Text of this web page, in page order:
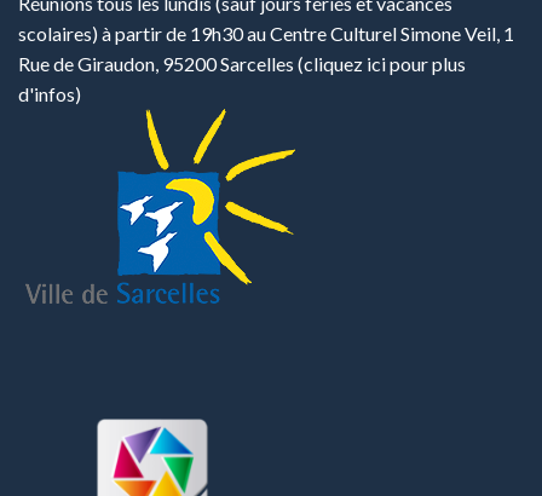
scolaires) à partir de 19h30 au Centre Culturel Simone Veil, 1
Rue de Giraudon, 95200 Sarcelles (cliquez ici pour plus
d'infos)